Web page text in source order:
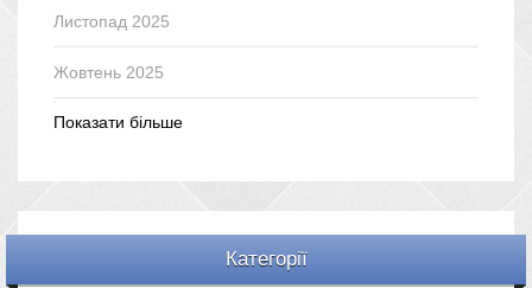
Листопад 2025
Жовтень 2025
Показати більше
Категорії